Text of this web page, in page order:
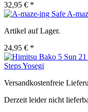
32,95 € *
A-
Artikel auf Lager.
24,95 € *
Steps Yosegi
Versandkostenfreie
Derzeit leider nicht